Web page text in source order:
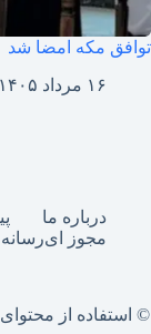
توافق مکه امضا شد
۱۶ مرداد ۱۴۰۵
درباره ما
مجوز ای‌رسانه
© استفاده از